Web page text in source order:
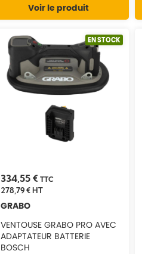
Voir le produit
EN STOCK
334,55 € TTC
278,79 €HT
GRABO
VENTOUSE GRABO PRO AVEC
ADAPTATEUR BATTERIE
BOSCH